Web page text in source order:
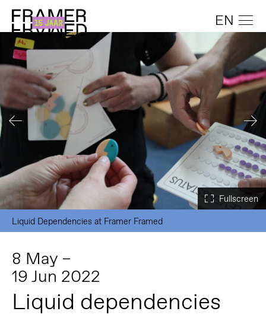
EN
Liquid Dependencies at Framer Framed
8 May –
19 Jun 2022
Liquid dependencies